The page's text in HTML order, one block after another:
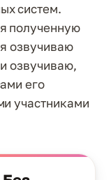
систем.
полученную
озвучиваю
озвучиваю,
его
участниками